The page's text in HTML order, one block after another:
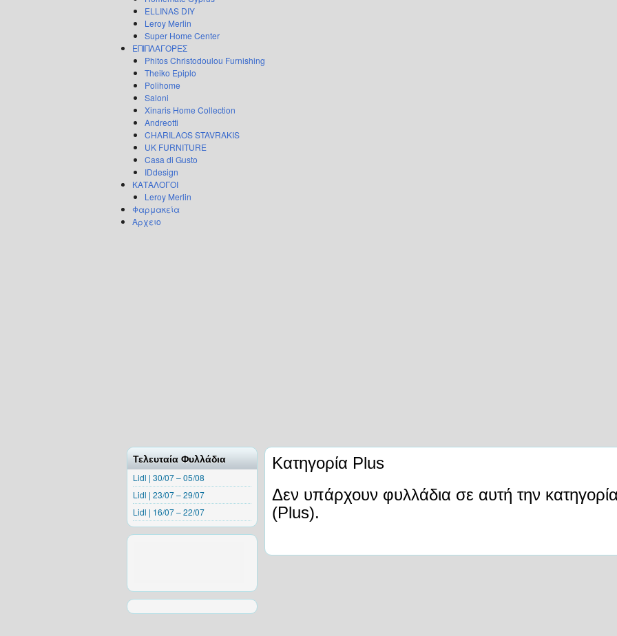
ELLINAS DIY
Leroy Merlin
Super Home Center
ΕΠΙΠΛΑΓΟΡΕΣ
Phitos Christodoulou Furnishing
Theiko Epiplo
Polihome
Saloni
Xinaris Home Collection
Andreotti
CHARILAOS STAVRAKIS
UK FURNITURE
Casa di Gusto
IDdesign
ΚΑΤΑΛΟΓΟΙ
Leroy Merlin
Φαρμακεία
Αρχειο
Τελευταία Φυλλάδια
Lidl | 30/07 – 05/08
Lidl | 23/07 – 29/07
Lidl | 16/07 – 22/07
Κατηγορία Plus
Δεν υπάρχουν φυλλάδια σε αυτή την
(Plus).